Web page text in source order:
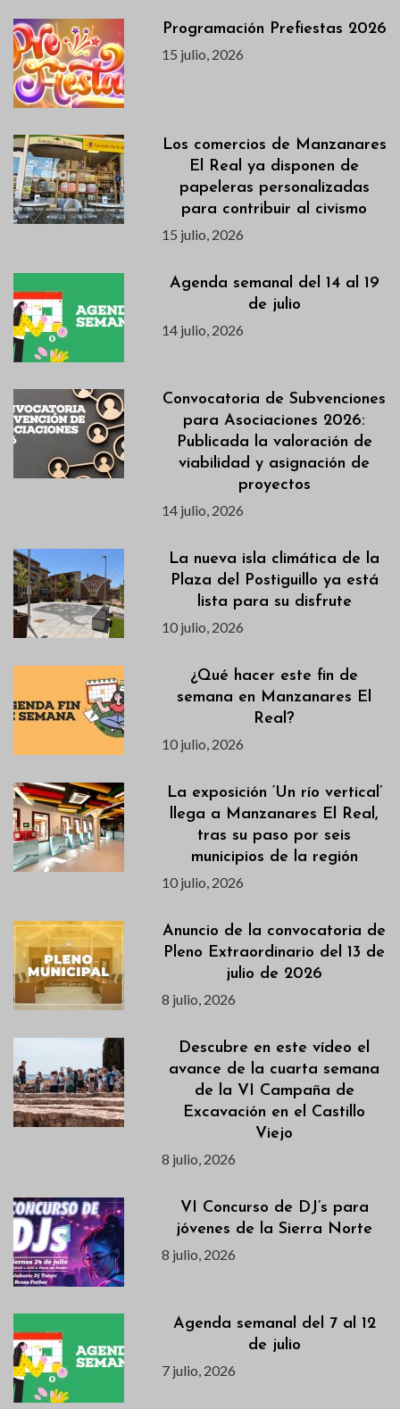
Programación Prefiestas 2026
15 julio, 2026
Los comercios de Manzanares
El Real ya disponen de
papeleras personalizadas
para contribuir al civismo
15 julio, 2026
Agenda semanal del 14 al 19
de julio
14 julio, 2026
Convocatoria de Subvenciones
para Asociaciones 2026:
Publicada la valoración de
viabilidad y asignación de
proyectos
14 julio, 2026
La nueva isla climática de la
Plaza del Postiguillo ya está
lista para su disfrute
10 julio, 2026
¿Qué hacer este fin de
semana en Manzanares El
Real?
10 julio, 2026
La exposición ‘Un río vertical’
llega a Manzanares El Real,
tras su paso por seis
municipios de la región
10 julio, 2026
Anuncio de la convocatoria de
Pleno Extraordinario del 13 de
julio de 2026
8 julio, 2026
Descubre en este vídeo el
avance de la cuarta semana
de la VI Campaña de
Excavación en el Castillo
Viejo
8 julio, 2026
VI Concurso de DJ’s para
jóvenes de la Sierra Norte
8 julio, 2026
Agenda semanal del 7 al 12
de julio
7 julio, 2026